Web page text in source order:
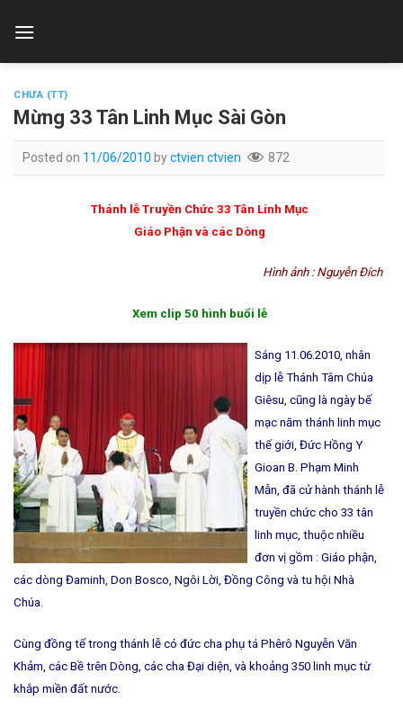
CHƯA (TT)
Mừng 33 Tân Linh Mục Sài Gòn
Posted on 11/06/2010 byctvien ctvien 872
Thánh lễ Truyền Chức 33 Tân Linh Mục
Giáo Phận và các Dòng
Hình ảnh : Nguyễn Đích
Xem clip 50 hình buổi lễ
Sáng 11.06.2010, nhân
dịp lễ Thánh Tâm Chúa
Giêsu, cũng là ngày bế
mạc năm thánh linh mục
thế giới, Đức Hồng Y
Gioan B. Phạm Minh
Mẫn, đã cử hành thánh lễ
truyền chức cho 33 tân
linh mục, thuộc nhiều
đơn vị gồm : Giáo phận,
các dòng Đaminh, Don Bosco, Ngôi Lời, Đồng Công và tu hội Nhà
Chúa.
Cùng đồng tế trong thánh lễ có đức cha phụ tá Phêrô Nguyễn Văn
Khảm, các Bề trên Dòng, các cha Đại diện, và khoảng 350 linh mục từ
khắp miền đất nước.